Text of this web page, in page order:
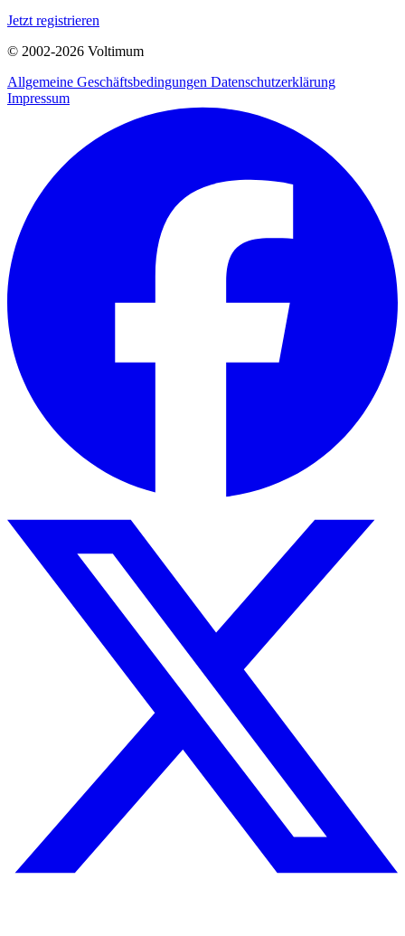
Jetzt registrieren
© 2002-2026 Voltimum
Allgemeine Geschäftsbedingungen Datenschutzerklärung
Impressum